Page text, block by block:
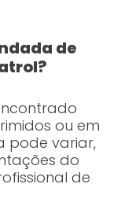
de
ou em
pode variar,
do
de